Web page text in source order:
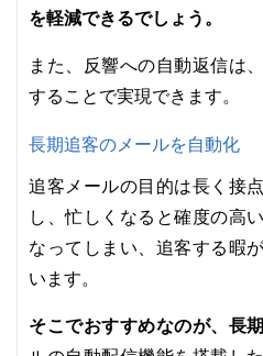
を軽減できるでしょう。
また、反響への自動返信は
することで実現できます。
長期追客のメールを自動化
追客メールの目的は長く接
し、忙しくなると確度の高
なってしまい、追客する暇
います。
そこでおすすめなのが、長